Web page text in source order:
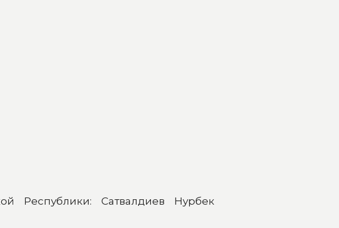
Республики: Сатвалдиев Нурбек